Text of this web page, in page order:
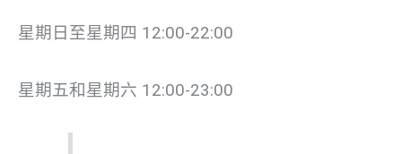
星期日至星期四 12:00-22:00
星期五和星期六 12:00-23:00